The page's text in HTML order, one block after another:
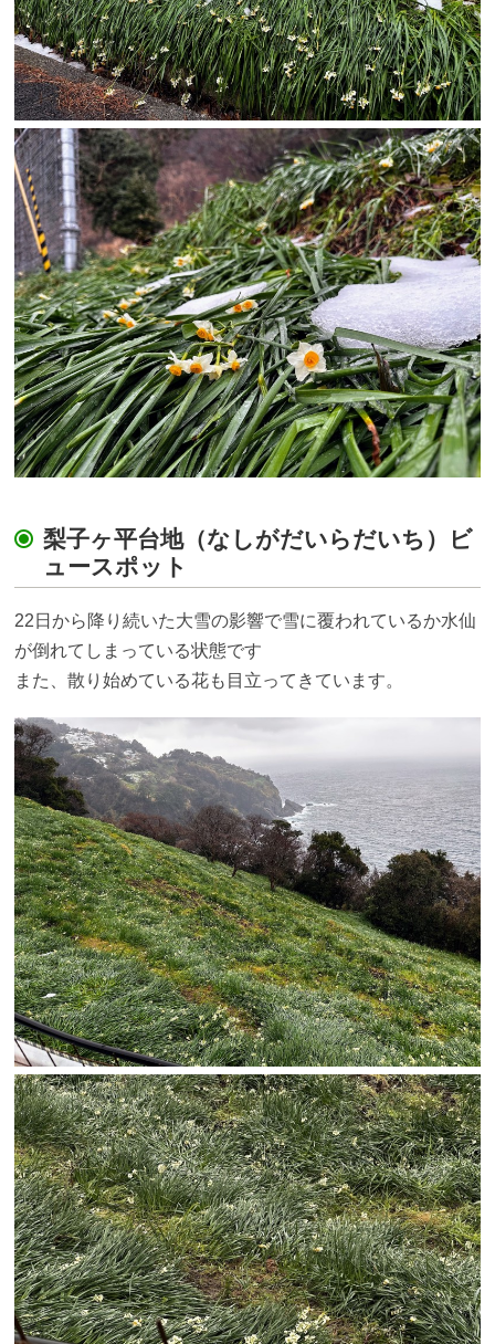
梨子ヶ平台地（なしがだいらだいち）ビ
ュースポット
22日から降り続いた大雪の影響で雪に覆われているか水仙
が倒れてしまっている状態です
また、散り始めている花も目立ってきています。